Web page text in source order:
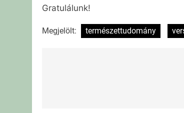
Gratulálunk!
Megjelölt: természettudomány